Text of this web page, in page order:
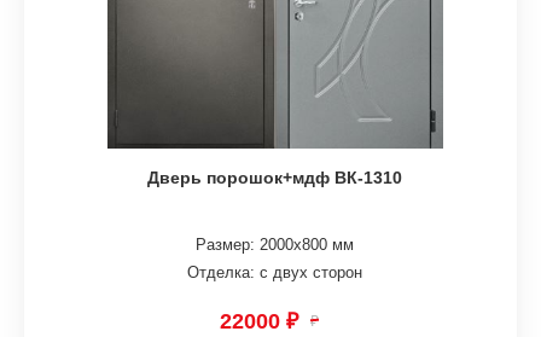
Дверь порошок+мдф ВК-1310
Размер: 2000х800 мм
Отделка: с двух сторон
22000 ₽ ₽